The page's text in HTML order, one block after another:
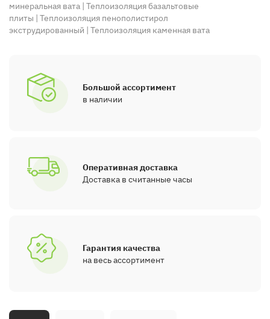
минеральная вата | Теплоизоляция базальтовые
плиты | Теплоизоляция пенополистирол
экструдированный | Теплоизоляция каменная вата
Большой ассортимент
в наличии
Оперативная доставка
Доставка в считанные часы
Гарантия качества
на весь ассортимент